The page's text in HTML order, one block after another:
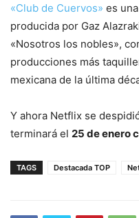
«Club de Cuervos» es
producida por Gaz
«Nosotros los nobles»,
producciones más
mexicana de la última
Y ahora Netflix se
terminará el 25 de enero
TAGS Destacada TOP